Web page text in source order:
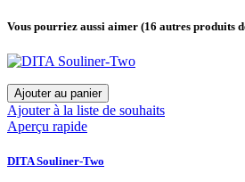
Vous pourriez aussi aimer (16 autres produits
Ajouter au panier
Ajouter à la liste de souhaits
Aperçu rapide
DITA Souliner-Two